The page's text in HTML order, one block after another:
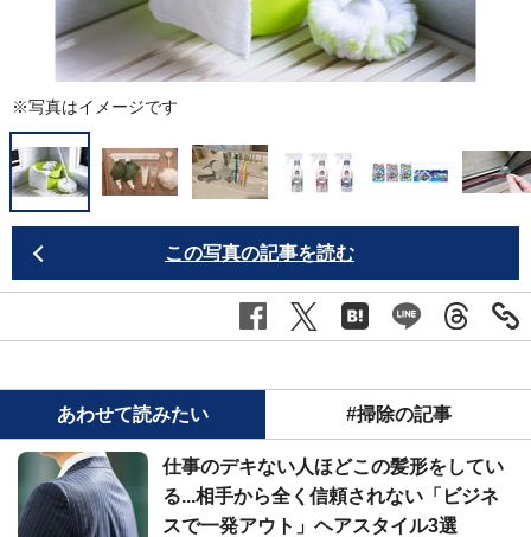
※写真はイメージです
この写真の記事を読む
あわせて読みたい #掃除の記事
仕事のデキない人ほどこの髪形をしてい
る...相手から全く信頼されない「ビジネ
スで一発アウト」ヘアスタイル3選